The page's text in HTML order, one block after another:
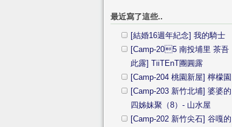
最近寫了這些..
[結婚16週年紀念] 我的騎士
[Camp-205 南投埔里 茶吾
此露] TiiTEnT團圓露
[Camp-204 桃園新屋] 檸檬園
[Camp-203 新竹北埔] 婆婆的
四姊妹聚（8）- 山水屋
[Camp-202 新竹尖石] 谷嘎的